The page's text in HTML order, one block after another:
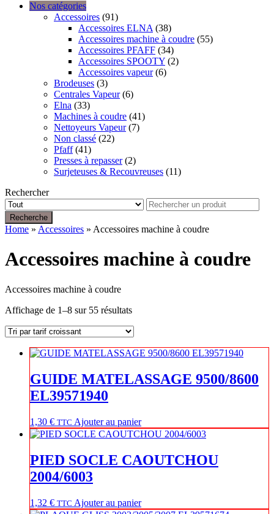
Nos catégories
Accessoires (91)
Accessoires ELNA (38)
Accessoires machine à coudre (55)
Accessoires PFAFF (34)
Accessoires SPOOTY (2)
Accessoires vapeur(6)
Brodeuses (3)
Centrales Vapeur(6)
Elna (33)
Machines à coudre (41)
Nettoyeurs Vapeur(7)
Non classé (22)
Pfaff(41)
Presses à repasser(2)
Surjeteuses & Recouvreuses (11)
Rechercher
Recherche
Home » Accessoires » Accessoires machine à coudre
Accessoires machine à coudre
Accessoires machine à coudre
Affichage de 1–8 sur 55 résultatsTrié
GUIDE MATELASSAGE 9500/8600
EL39571940
1,30 € TTC Ajouter au panier
PIED SOCLE CAOUTCHOU
2004/6003
1,32 € TTC Ajouter au panier